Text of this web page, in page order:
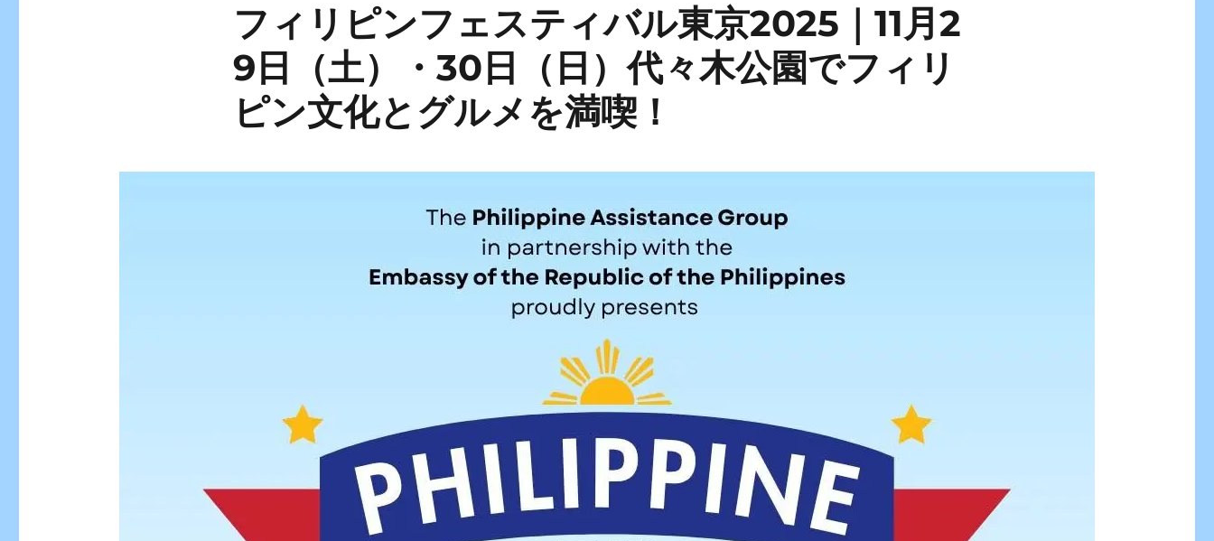
フィリピンフェスティバル東京2025｜11月2
9日（土）・30日（日）代々木公園でフィリ
ピン文化とグルメを満喫！